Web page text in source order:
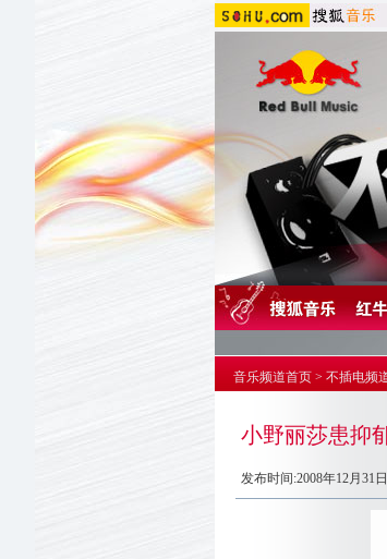
音乐频道首页 > 不插电频
小野丽莎患抑
发布时间:2008年12月31日